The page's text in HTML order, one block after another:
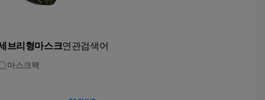
브리형마스크연관검색어
마스크팩